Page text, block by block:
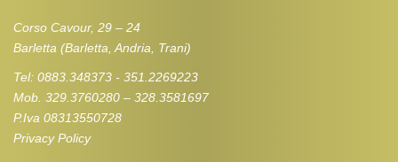
Corso Cavour, 29 – 24
Barletta (Barletta, Andria, Trani)
Tel: 0883.348373 - 351.2269223
Mob. 329.3760280 – 328.3581697
P.Iva 08313550728
Privacy Policy